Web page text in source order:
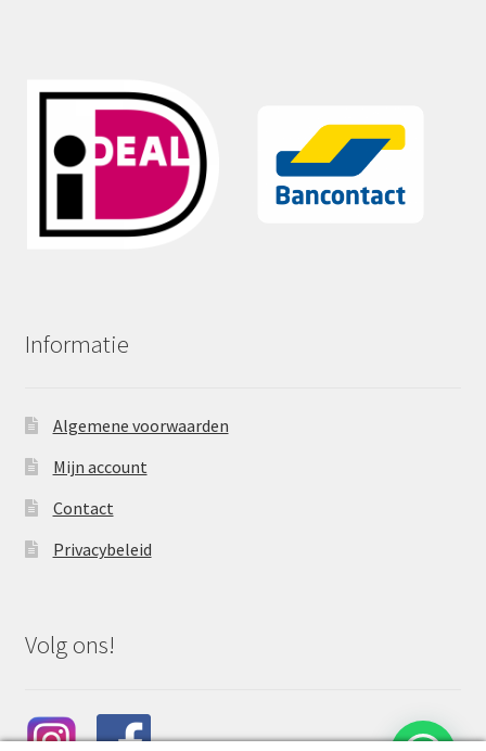
Informatie
Algemene voorwaarden
Mijn account
Contact
Privacybeleid
Volg ons!